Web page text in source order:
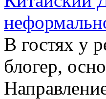
В гостях у
блогер,